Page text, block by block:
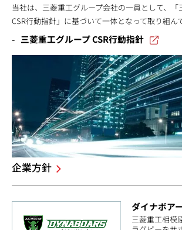
当社は、三菱重工グループ会社の一員として、「
CSR行動指針」に基づいて一体となって取り組ん
三菱重工グループ CSR行動指針
企業方針
ダイナボア
三菱重工相模